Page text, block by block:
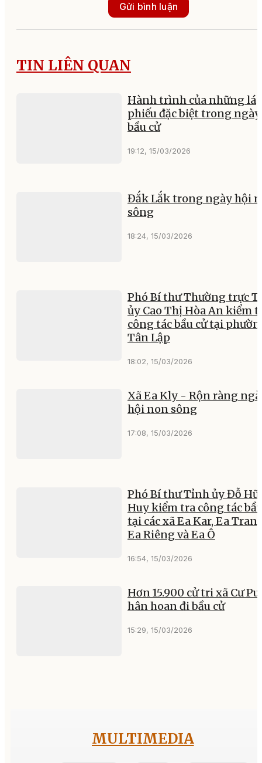
Gửi bình luận
TIN LIÊN QUAN
Hành trình của những lá
phiếu đặc biệt trong ngày
bầu cử
19:12, 15/03/2026
Đắk Lắk trong ngày hội
sông
18:24, 15/03/2026
Phó Bí thư Thường trực
ủy Cao Thị Hòa An kiểm
công tác bầu cử tại
Tân Lập
18:02, 15/03/2026
Xã Ea Kly - Rộn ràng
hội non sông
17:08, 15/03/2026
Phó Bí thư Tỉnh ủy Đỗ
Huy kiểm tra công tác
tại các xã Ea Kar, Ea
Ea Riêng và Ea Ô
16:54, 15/03/2026
Hơn 15.900 cử tri xã Cư
hân hoan đi bầu cử
15:29, 15/03/2026
MULTIMEDIA